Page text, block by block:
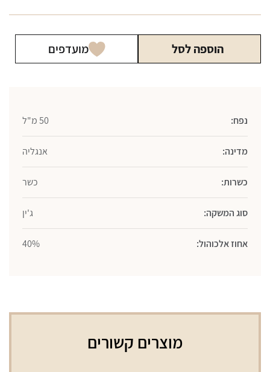
הוספה לסל מועדפים
נפח: 50 מ"ל
מדינה: אנגליה
כשרות: כשר
סוג המשקה: ג'ין
אחוז אלכוהול: 40%
מוצרים קשורים